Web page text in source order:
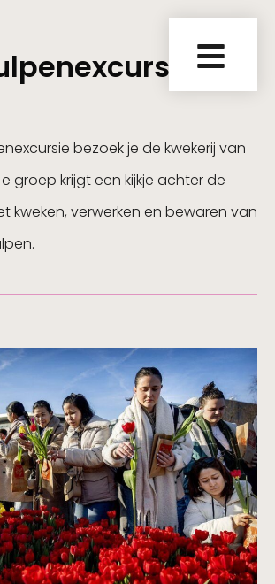
bezoek je de kwekerij van
groep krijgt een kijkje achter de
kweken, verwerken en bewaren van